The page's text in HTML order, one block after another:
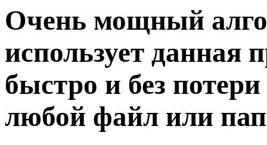
Очень мощный
использует данная
быстро и без
любой файл или